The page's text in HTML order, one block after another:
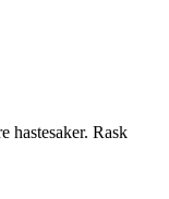
hastesaker. Rask